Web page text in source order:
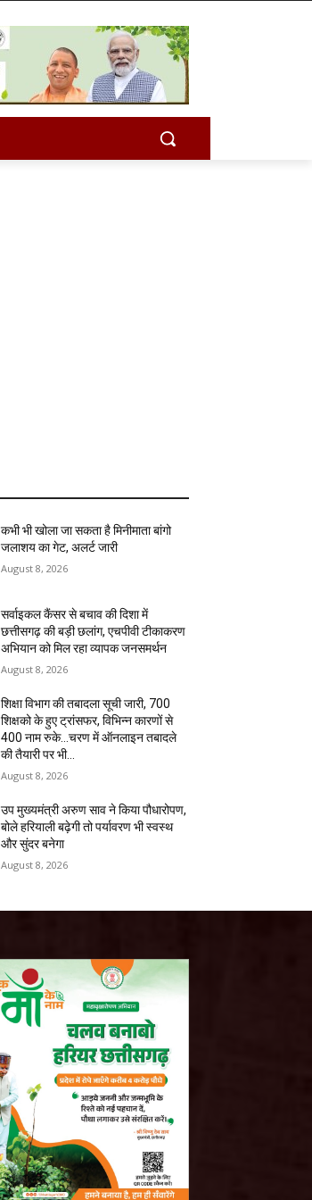
कभी भी खोला जा सकता है मिनीमाता बांगो
जलाशय का गेट, अलर्ट जारी
August 8, 2026
सर्वाइकल कैंसर से बचाव की दिशा में
छत्तीसगढ़ की बड़ी छलांग, एचपीवी टीकाकरण
अभियान को मिल रहा व्यापक जनसमर्थन
August 8, 2026
शिक्षा विभाग की तबादला सूची जारी, 700
शिक्षको के हुए ट्रांसफर, विभिन्न कारणों से
400 नाम रुके…चरण में ऑनलाइन तबादले
की तैयारी पर भी...
August 8, 2026
उप मुख्यमंत्री अरुण साव ने किया पौधारोपण,
बोले हरियाली बढ़ेगी तो पर्यावरण भी स्वस्थ
और सुंदर बनेगा
August 8, 2026